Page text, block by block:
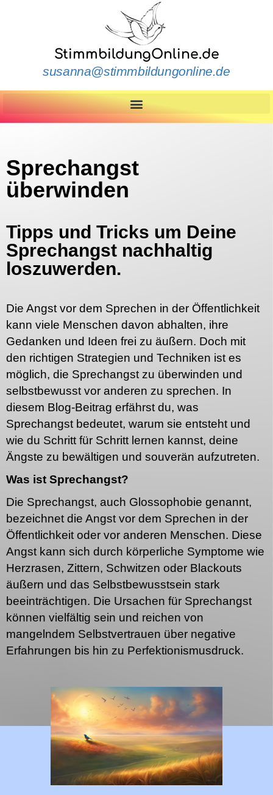
StimmbildungOnline.de
susanna@stimmbildungonline.de
Sprechangst
überwinden
Tipps und Tricks um Deine
Sprechangst nachhaltig
loszuwerden.
Die Angst vor dem Sprechen in der Öffentlichkeit
kann viele Menschen davon abhalten, ihre
Gedanken und Ideen frei zu äußern. Doch mit
den richtigen Strategien und Techniken ist es
möglich, die Sprechangst zu überwinden und
selbstbewusst vor anderen zu sprechen. In
diesem Blog-Beitrag erfährst du, was
Sprechangst bedeutet, warum sie entsteht und
wie du Schritt für Schritt lernen kannst, deine
Ängste zu bewältigen und souverän aufzutreten.
Was ist Sprechangst?
Die Sprechangst, auch Glossophobie genannt,
bezeichnet die Angst vor dem Sprechen in der
Öffentlichkeit oder vor anderen Menschen. Diese
Angst kann sich durch körperliche Symptome wie
Herzrasen, Zittern, Schwitzen oder Blackouts
äußern und das Selbstbewusstsein stark
beeinträchtigen. Die Ursachen für Sprechangst
können vielfältig sein und reichen von
mangelndem Selbstvertrauen über negative
Erfahrungen bis hin zu Perfektionismusdruck.